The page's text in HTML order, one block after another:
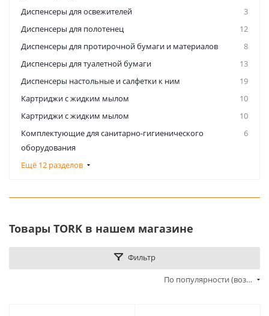
Диспенсеры для освежителей
3
Диспенсеры для полотенец
12
Диспенсеры для протирочной бумаги и материалов
8
Диспенсеры для туалетной бумаги
13
Диспенсеры настольные и салфетки к ним
19
Картриджи с жидким мылом
10
Картриджи с жидким мылом
10
Комплектующие для санитарно-гигиенического
оборудования
6
Ещё 12 разделов
Товары TORK в нашем магазине
Фильтр
По популярности (возрастание)